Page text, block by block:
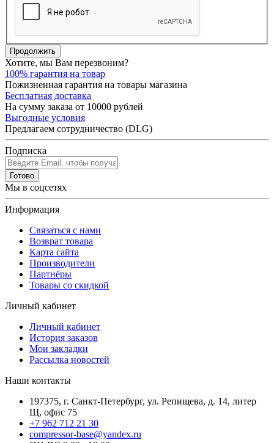
Продолжить
Хотите, мы Вам перезвоним?
100% гарантия на товар
Пожизненная гарантия на товары магазина
Бесплатная доставка
На сумму заказа от 10000 рублей
Выгодные условия
Предлагаем сотрудничество (DLG)
Подписка
Готово
Мы в соцсетях
Информация
Связаться с нами
Возврат товара
Карта сайта
Производители
Партнёры
Товары со скидкой
Личный кабинет
Личный кабинет
История заказов
Мои закладки
Рассылка новостей
Наши контакты
197375, г. Санкт-Петербург, ул. Репищева, д. 14, литер
Щ, офис 75
+7 962 712 21 30
compressor-base@yandex.ru